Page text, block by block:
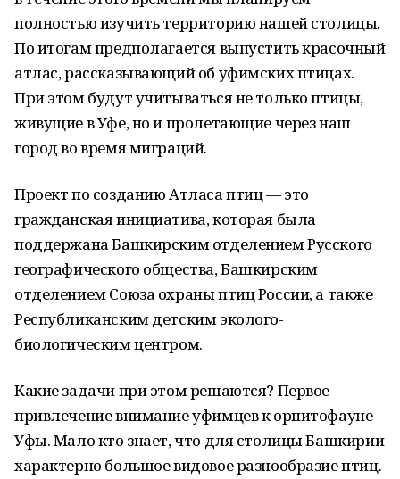
полностью изучить территорию нашей столицы.
По итогам предполагается выпустить красочный
атлас, рассказывающий об уфимских птицах.
При этом будут учитываться не только птицы,
живущие в Уфе, но и пролетающие через наш
город во время миграций.
Проект по созданию Атласа птиц — это
гражданская инициатива, которая была
поддержана Башкирским отделением Русского
географического общества, Башкирским
отделением Союза охраны птиц России, а также
Республиканским детским эколого-
биологическим центром.
Какие задачи при этом решаются? Первое —
привлечение внимание уфимцев к орнитофауне
Уфы. Мало кто знает, что для столицы Башкирии
характерно большое видовое разнообразие птиц.